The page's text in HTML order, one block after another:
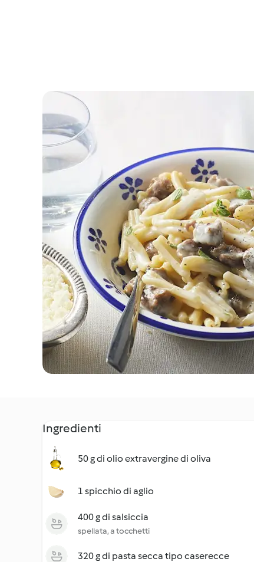
Ingredienti
50 g di olio extravergine di oliva
1 spicchio di aglio
400 g di salsiccia
spellata, a tocchetti
320 g di pasta secca tipo caserecce